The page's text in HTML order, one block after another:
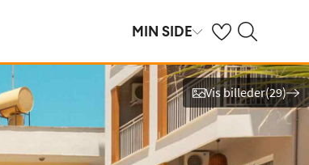
MIN SIDE Se dine gemte
Søg på spies.dk
Vis billeder(29)